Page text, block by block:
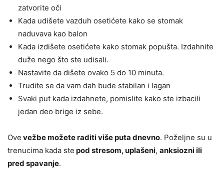
zatvorite oči
Kada udišete vazduh osetićete kako se stomak
naduvava kao balon
Kada izdišete osetićete kako stomak popušta. Izdahnite
duže nego što ste udisali.
Nastavite da dišete ovako 5 do 10 minuta.
Trudite se da vam dah bude stabilan i lagan
Svaki put kada izdahnete, pomislite kako ste izbacili
jedan deo brige iz sebe.
Ove vežbe možete raditi više puta dnevno. Poželjne su u
trenucima kada ste pod stresom, uplašeni, anksiozni ili
pred spavanje.